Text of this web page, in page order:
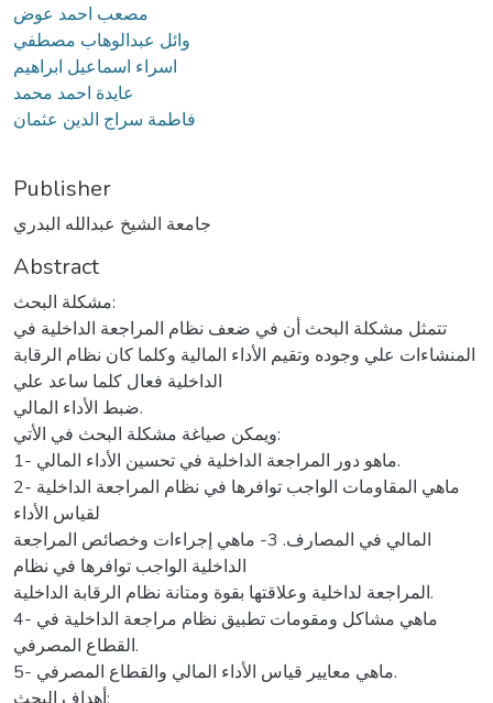
مصعب احمد عوض
وائل عبدالوهاب مصطفي
اسراء اسماعيل ابراهيم
عايدة احمد محمد
فاطمة سراج الدين عثمان
Publisher
جامعة الشيخ عبدالله البدري
Abstract
مشكلة البحث:
تتمثل مشكلة البحث أن في ضعف نظام المراجعة الداخلية في
المنشاءات علي وجوده وتقيم الأداء المالية وكلما كان نظام الرقابة
الداخلية فعال كلما ساعد علي
ضبط الأداء المالي.
ويمكن صياغة مشكلة البحث في الأتي:
1- ماهو دور المراجعة الداخلية في تحسين الأداء المالي.
2- ماهي المقاومات الواجب توافرها في نظام المراجعة الداخلية
لقياس الأداء
المالي في المصارف. 3- ماهي إجراءات وخصائص المراجعة
الداخلية الواجب توافرها في نظام
المراجعة لداخلية وعلاقتها بقوة ومتانة نظام الرقابة الداخلية.
4- ماهي مشاكل ومقومات تطبيق نظام مراجعة الداخلية في
القطاع المصرفي.
5- ماهي معايير قياس الأداء المالي والقطاع المصرفي.